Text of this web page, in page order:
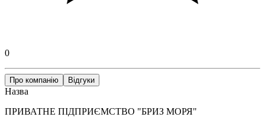
0
Про компанію Відгуки
Назва
ПРИВАТНЕ ПІДПРИЄМСТВО "БРИЗ МОРЯ"